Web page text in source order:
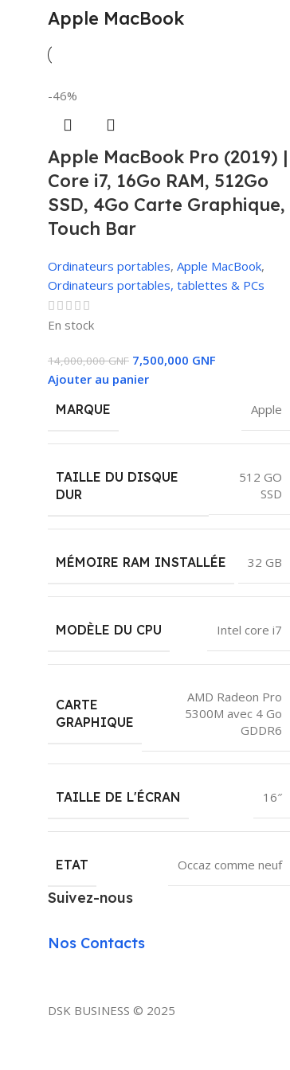
Apple MacBook
-46%
Apple MacBook Pro (2019) |
Core i7, 16Go RAM, 512Go
SSD, 4Go Carte Graphique,
Touch Bar
Ordinateurs portables, Apple MacBook,
Ordinateurs portables, tablettes & PCs
En stock
14,000,000GNF 7,500,000 GNF
Ajouter au panier
MARQUE
Apple
TAILLE DU DISQUE
DUR
512 GO
SSD
MÉMOIRE RAM INSTALLÉE 32 GB
MODÈLE DU CPU Intel core i7
CARTE
GRAPHIQUE
AMD Radeon Pro
5300M avec 4 Go
GDDR6
TAILLE DE L'ÉCRAN 16″
ETAT Occaz comme neuf
Suivez-nous
Nos Contacts
DSK BUSINESS © 2025